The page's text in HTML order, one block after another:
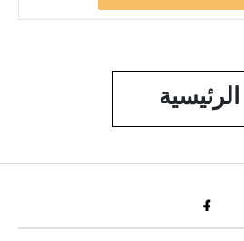
الرئيسية
Fac